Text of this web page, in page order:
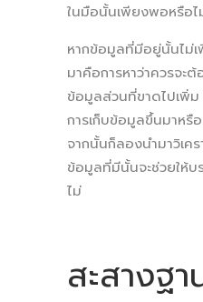
ในมือนั้นเพียงพอหรือไ
หากข้อมูลที่มีอยู่นั้นไม่
มาคือการหาว่าควรจะต้
ข้อมูลส่วนที่ขาดไปเพิ่ม
การเก็บข้อมูลขึ้นมาหรื
จากนั้นก็ลองนำมาวิเค
ข้อมูลที่มีนั้นจะช่วยให้บ
ไม่
สะสางฐ